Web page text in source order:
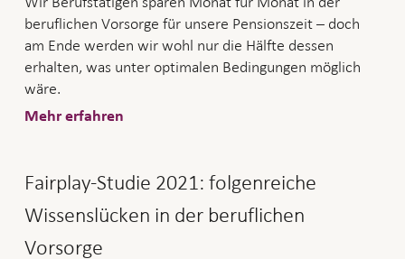
beruflichen Vorsorge für unsere Pensionszeit – doch
am Ende werden wir wohl nur die Hälfte dessen
erhalten, was unter optimalen Bedingungen möglich
wäre.
Mehr erfahren
Fairplay-Studie 2021: folgenreiche
Wissenslücken in der beruflichen
Vorsorge